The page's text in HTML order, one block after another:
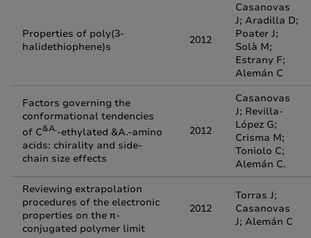
Properties of poly(3-
halidethiophene)s
2012
Casanovas
J; Aradilla D;
Poater J;
Solà M;
Estrany F;
Alemán C
Factors governing the
conformational tendencies
of C&A.-ethylated &A.-amino
acids: chirality and side-
chain size effects
2012
Casanovas
J; Revilla-
López G;
Crisma M;
Toniolo C;
Alemán C.
Reviewing extrapolation
procedures of the electronic
properties on the π-
conjugated polymer limit
2012
Torras J;
Casanovas
J; Alemán C